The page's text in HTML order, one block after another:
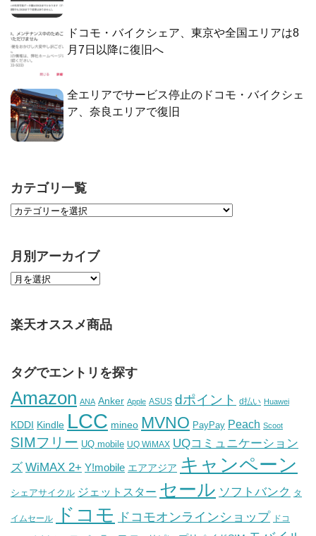
ドコモ・バイクシェア、東京や全国エリアは8
月7日以降に復旧へ
全エリアでサービス停止のドコモ・バイクシェ
ア、奈良エリアで復旧
カテゴリ一覧
月別アーカイブ
楽天オススメ商品
タグでエントリを探す
Amazon ANA Anker Apple ASUS dポイント d払い Huawei
KDDI Kindle LCC mineo MVNO PayPay Peach Scoot
SIMフリー UQ mobile UQ WiMAX UQコミュニケーション
ズ WiMAX 2+ Y!mobile エアアジア キャンペーン
シェアサイクル ジェットスター セール ソフトバンク タ
イムセール ドコモ ドコモオンラインショップ ドコ